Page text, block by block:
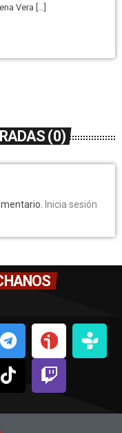
Vera […]
(0)
Inicia sesión